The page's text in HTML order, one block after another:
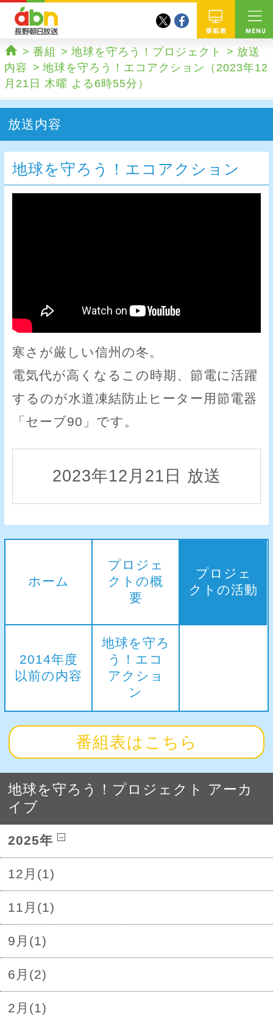
abn 長野朝日放送 番組
twitterfacebook
ホーム
番組 地球を守ろう！プロジェクト
放送
内容
地球を守ろう！エコアクション（2023年12
月21日 木曜 よる6時55分）
放送内容
地球を守ろう！エコアクション
寒さが厳しい信州の冬。
電気代が高くなるこの時期、節電に活躍
するのが水道凍結防止ヒーター用節電器
「セーブ90」です。
2023年12月21日 放送
ホーム
プロジェ
クトの概
要
プロジェ
クトの活動
2014年度
以前の内容
地球を守ろ
う！エコ
アクショ
ン
番組表はこちら
地球を守ろう！プロジェクト アーカ
イブ
2025年
12月(1)
11月(1)
9月(1)
6月(2)
2月(1)